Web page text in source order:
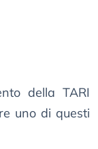
della TARI
uno di questi